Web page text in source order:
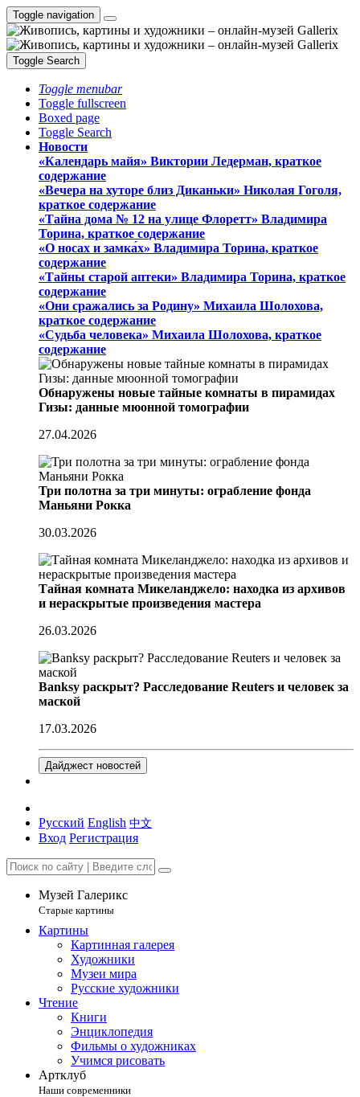
Toggle navigation
Toggle Search
Toggle menubar
Toggle fullscreen
Boxed page
Toggle Search
Новости
«Календарь майя» Виктории Ледерман, краткое
содержание
«Вечера на хуторе близ Диканьки» Николая Гоголя,
краткое содержание
«Тайна дома № 12 на улице Флоретт» Владимира
Торина, краткое содержание
«О носах и замка́х» Владимира Торина, краткое
содержание
«Тайны старой аптеки» Владимира Торина, краткое
содержание
«Они сражались за Родину» Михаила Шолохова,
краткое содержание
«Судьба человека» Михаила Шолохова, краткое
содержание
Обнаружены новые тайные комнаты в пирамидах
Гизы: данные мюонной томографии
27.04.2026
Три полотна за три минуты: ограбление фонда
Маньяни Рокка
30.03.2026
Тайная комната Микеланджело: находка из архивов
и нераскрытые произведения мастера
26.03.2026
Banksy раскрыт? Расследование Reuters и человек за
маской
17.03.2026
Дайджест новостей
Русский English 中文
Вход Регистрация
Музей Галерикс
Старые картины
Картины
Картинная галерея
Художники
Музеи мира
Русские художники
Чтение
Книги
Энциклопедия
Фильмы о художниках
Учимся рисовать
Артклуб
Наши современники